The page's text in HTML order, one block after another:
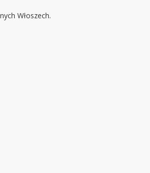
Włoszech.